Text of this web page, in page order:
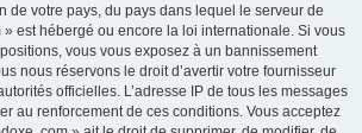
de votre pays, du pays dans lequel le serveur de
» est hébergé ou encore la loi internationale. Si vous
vous vous exposez à un bannissement
nous réservons le droit d’avertir votre fournisseur
officielles. L’adresse IP de tous les messages
au renforcement de ces conditions. Vous acceptez